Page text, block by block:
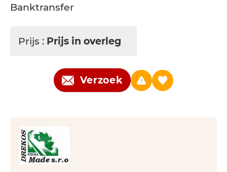
Banktransfer
Prijs : Prijs in overleg
Verzoek